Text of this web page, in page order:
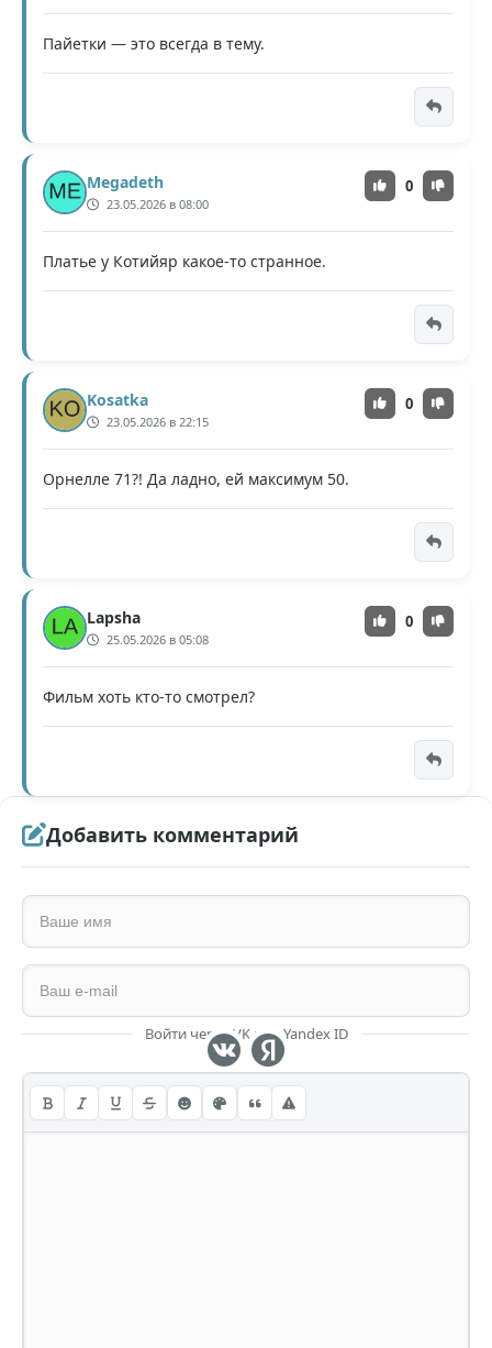
Пайетки — это всегда в тему.
Megadeth
23.05.2026 в 08:00
0
Платье у Котийяр какое-то странное.
Kosatka
23.05.2026 в 22:15
0
Орнелле 71?! Да ладно, ей максимум 50.
Lapsha
25.05.2026 в 05:08
0
Фильм хоть кто-то смотрел?
Добавить комментарий
Войти через VK или Yandex ID